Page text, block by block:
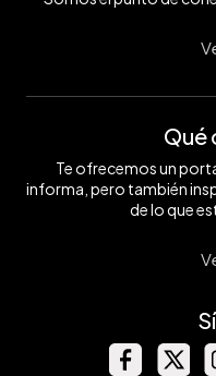
Qué
Te ofrecemos un
informa, pero también
de lo que